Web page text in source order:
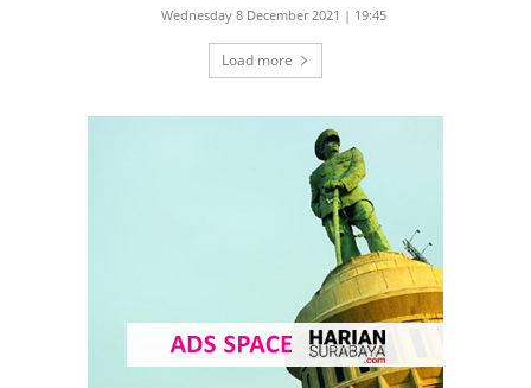
Wednesday 8 December 2021 | 19:45
Load more